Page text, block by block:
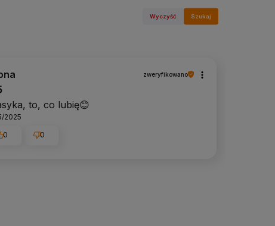
Wyczyść Szukaj
zweryfikowano
to, co lubię😊
2025
0 0